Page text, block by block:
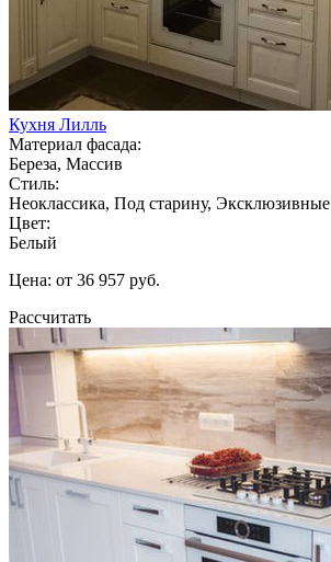
Кухня Лилль
Материал фасада:
Береза, Массив
Стиль:
Неоклассика, Под старину, Эксклюзивные
Цвет:
Белый
Цена: от 36 957 руб.
Рассчитать